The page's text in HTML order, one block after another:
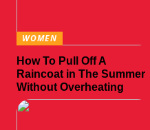
WOMEN
How To Pull Off A
Raincoat in The Summer
Without Overheating